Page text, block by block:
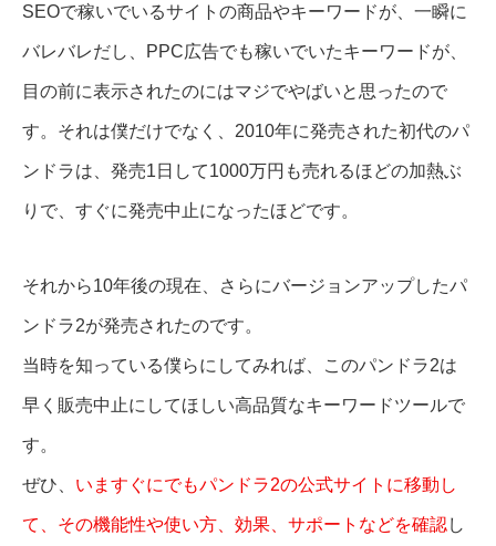
SEOで稼いでいるサイトの商品やキーワードが、一瞬に
バレバレだし、PPC広告でも稼いでいたキーワードが、
目の前に表示されたのにはマジでやばいと思ったので
す。それは僕だけでなく、2010年に発売された初代のパ
ンドラは、発売1日して1000万円も売れるほどの加熱ぶ
りで、すぐに発売中止になったほどです。
それから10年後の現在、さらにバージョンアップしたパ
ンドラ2が発売されたのです。
当時を知っている僕らにしてみれば、このパンドラ2は
早く販売中止にしてほしい高品質なキーワードツールで
す。
ぜひ、 いますぐにでもパンドラ2の公式サイトに移動し
て、その機能性や使い方、効果、サポートなどを確認し